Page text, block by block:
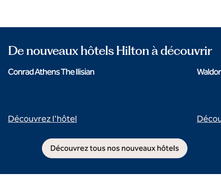
De nouveaux hôtels Hilton à découvrir
Conrad Athens The Ilisian
Découvrez l'hôtel
Découvrez tous nos nouveaux hôtels